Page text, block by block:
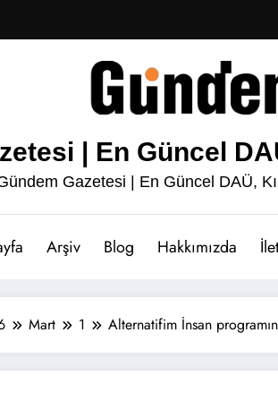
| En Güncel
Gazetesi | En Güncel DAÜ,
Arşiv Blog Hakkımızda
Mart 1 Alternatifim İnsan